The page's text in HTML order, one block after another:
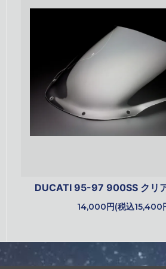
DUCATI 95-97 900SS クリ
14,000円(税込15,400